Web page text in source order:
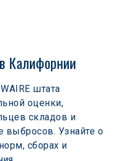
Калифорнии
штата
оценки,
складов и
выбросов. Узнайте о
сборах и